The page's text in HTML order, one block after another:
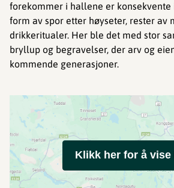
forekommer i hallene er
form av spor etter høyseter, rester av
drikkeritualer. Her ble det med stor
bryllup og begravelser, der arv og
kommende generasjoner.
Klikk her for å vise